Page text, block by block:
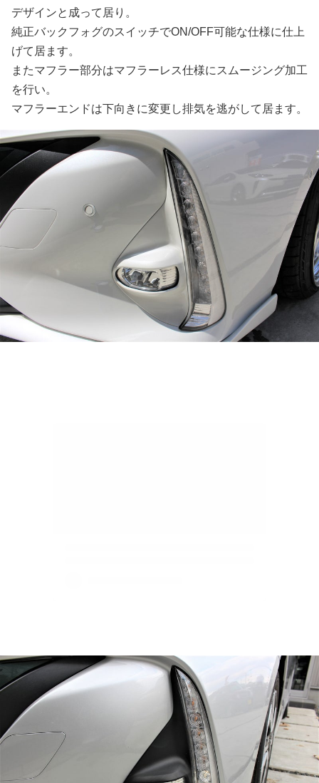
デザインと成って居り。
純正バックフォグのスイッチでON/OFF可能な仕様に仕上
げて居ます。
またマフラー部分はマフラーレス仕様にスムージング加工
を行い。
マフラーエンドは下向きに変更し排気を逃がして居ます。